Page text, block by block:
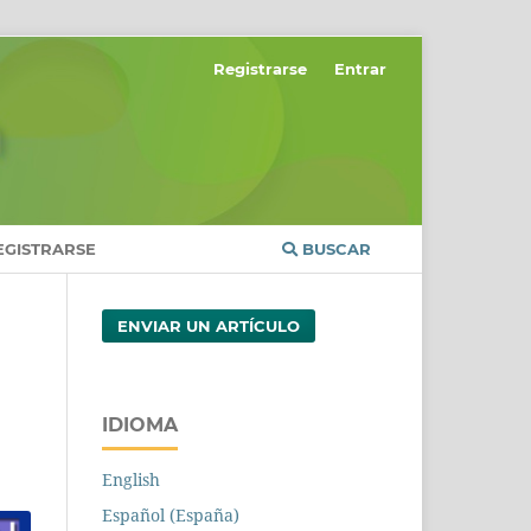
BUSCAR
Registrarse Entrar
ENVIAR UN ARTÍCULO
IDIOMA
English
Español (España)